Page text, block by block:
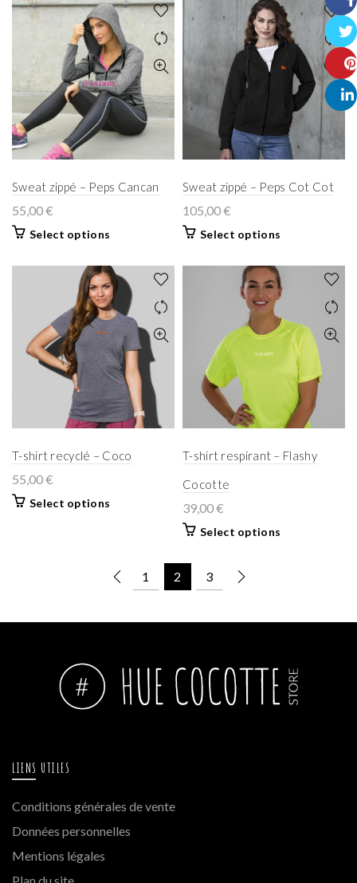
Sweat zippé – Peps Cancan
55,00€
Select options
Sweat zippé – Peps Cot Cot
105,00€
Select options
T-shirt recyclé – Coco
55,00€
Select options
T-shirt respirant – Flashy
Cocotte
39,00€
Select options
1 2 3
LIENS UTILES
Conditions générales de vente
Données personnelles
Mentions légales